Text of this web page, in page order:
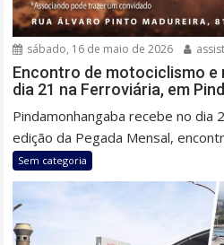
sábado, 16 de maio de 2026
Encontro de motociclismo e
dia 21 na Ferroviária, em
Pindamonhangaba recebe no dia
edição da Pegada Mensal,
Sem categoria